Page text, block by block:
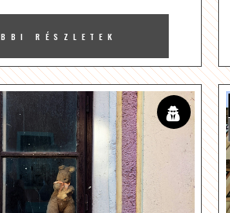
RÉSZLETEK